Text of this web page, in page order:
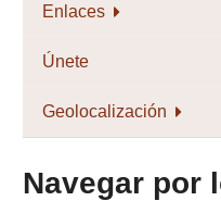
Enlaces
Únete
Geolocalización
Navegar por